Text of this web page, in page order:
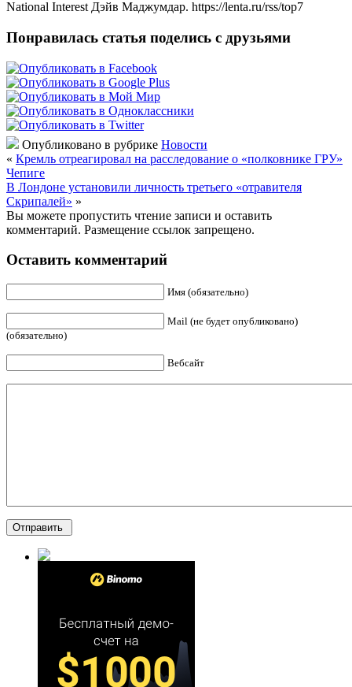
National Interest Дэйв Маджумдар. https://lenta.ru/rss/top7
Понравилась статья поделись с друзьями
Опубликовано в рубрике Новости
« Кремль отреагировал на расследование о «полковнике ГРУ»
Чепиге
В Лондоне установили личность третьего «отравителя
Скрипалей» »
Вы можете пропустить чтение записи и оставить
комментарий. Размещение ссылок запрещено.
Оставить комментарий
Имя (обязательно)
Mail (не будет опубликовано)
(обязательно)
Вебсайт